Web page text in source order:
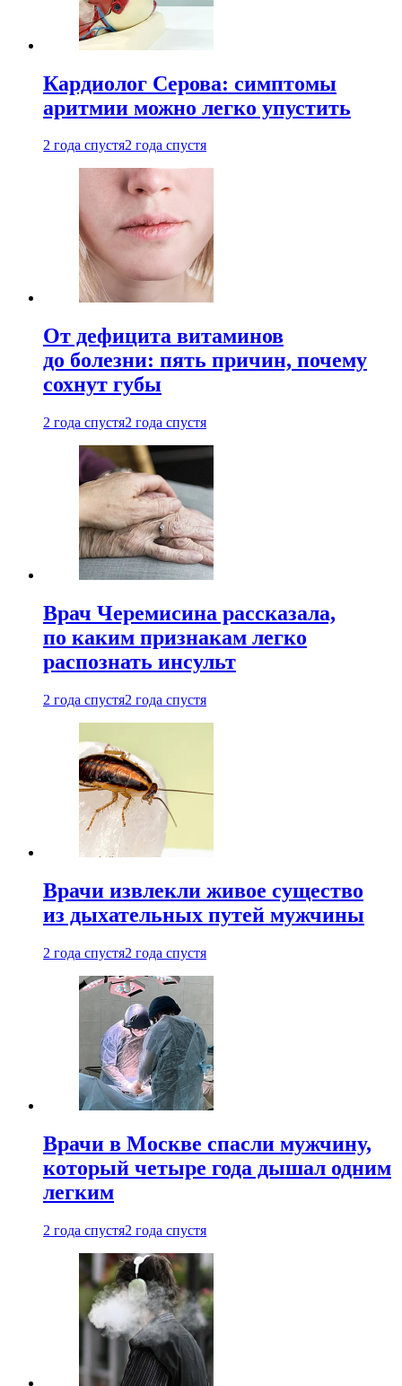
Кардиолог Серова: симптомы
аритмии можно легко упустить
2 года спустя2 года спустя
От дефицита витаминов
до болезни: пять причин, почему
сохнут губы
2 года спустя2 года спустя
Врач Черемисина рассказала,
по каким признакам легко
распознать инсульт
2 года спустя2 года спустя
Врачи извлекли живое существо
из дыхательных путей мужчины
2 года спустя2 года спустя
Врачи в Москве спасли мужчину,
который четыре года дышал одним
легким
2 года спустя2 года спустя